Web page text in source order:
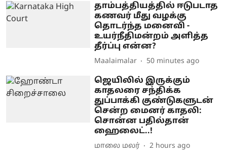
தாம்பத்தியத்தில் ஈடுபடாத
கணவர் மீது வழக்கு
தொடர்ந்த மனைவி -
உயர்நீதிமன்றம் அளித்த
தீர்ப்பு என்ன?
Maalaimalar 50 minutes ago
ஜெயிலில் இருக்கும்
காதலரை சந்திக்க
துப்பாக்கி குண்டுகளுடன்
சென்ற மைனர் காதலி:
சொன்ன பதில்தான்
ஹைலைட்..!
மாலை மலர் 2 hours ago